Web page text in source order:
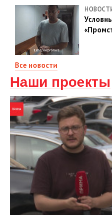
Все новости
Наши проекты